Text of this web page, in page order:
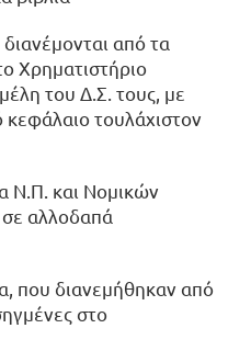
από τα
Χρηματιστήριο
του Δ.Σ. τους, με
τουλάχιστον
Ν.Π. και Νομικών
αλλοδαπά
που διανεμήθηκαν από
στο